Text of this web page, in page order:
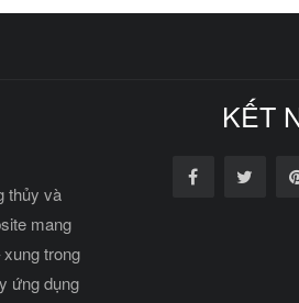
thủy và
mang
trong
ứng dụng
KẾT